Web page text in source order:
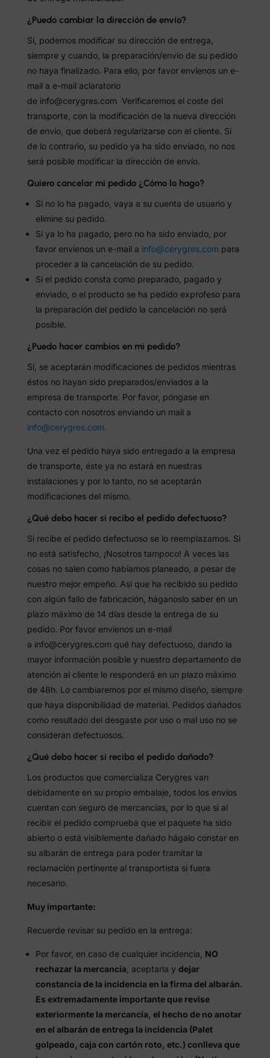
¿Puedo cambiar la dirección de envío?
Sí, podemos modificar su dirección de entrega,
siempre y cuando, la preparación/envío de su pedido
no haya finalizado. Para ello, por favor envíenos un e-
mail a e-mail aclaratorio
de info@cerygres.com Verificaremos el coste del
transporte, con la modificación de la nueva dirección
de envío, que deberá regularizarse con el cliente. Si
de lo contrario, su pedido ya ha sido enviado, no nos
será posible modificar la dirección de envío.
Quiero cancelar mi pedido ¿Cómo lo hago?
Si no lo ha pagado, vaya a su cuenta de usuario y
elimine su pedido.
Si ya lo ha pagado, pero no ha sido enviado, por
favor envíenos un e-mail a info@cerygres.com para
proceder a la cancelación de su pedido.
Si el pedido consta como preparado, pagado y
enviado, o el producto se ha pedido exprofeso para
la preparación del pedido la cancelación no será
posible.
¿Puedo hacer cambios en mi pedido?
Sí, se aceptarán modificaciones de pedidos mientras
éstos no hayan sido preparados/enviados a la
empresa de transporte. Por favor, póngase en
contacto con nosotros enviando un mail a
info@cerygres.com.
Una vez el pedido haya sido entregado a la empresa
de transporte, éste ya no estará en nuestras
instalaciones y por lo tanto, no se aceptarán
modificaciones del mismo.
¿Qué debo hacer si recibo el pedido defectuoso?
Si recibe el pedido defectuoso se lo reemplazamos. Si
no está satisfecho, ¡Nosotros tampoco! A veces las
cosas no salen como habíamos planeado, a pesar de
nuestro mejor empeño. Así que ha recibido su pedido
con algún fallo de fabricación, háganoslo saber en un
plazo máximo de 14 días desde la entrega de su
pedido. Por favor envíenos un e-mail
a info@cerygres.com qué hay defectuoso, dando la
mayor información posible y nuestro departamento de
atención al cliente le responderá en un plazo máximo
de 48h. Lo cambiaremos por el mismo diseño, siempre
que haya disponibilidad de material. Pedidos dañados
como resultado del desgaste por uso o mal uso no se
consideran defectuosos.
¿Qué debo hacer si recibo el pedido dañado?
Los productos que comercializa Cerygres van
debidamente en su propio embalaje, todos los envíos
cuentan con seguro de mercancías, por lo que si al
recibir el pedido comprueba que el paquete ha sido
abierto o está visiblemente dañado hágalo constar en
su albarán de entrega para poder tramitar la
reclamación pertinente al transportista si fuera
necesario.
Muy importante:
Recuerde revisar su pedido en la entrega:
Por favor, en caso de cualquier incidencia, NO
rechazar la mercancía , aceptarla y dejar
constancia de la incidencia en la firma del albarán.
Es extremadamente importante que revise
exteriormente la mercancía, el hecho de no anotar
en el albarán de entrega la incidencia (Palet
golpeado, caja con cartón roto, etc.) conlleva que